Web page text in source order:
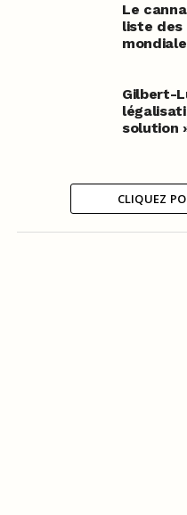
Le
liste des
Gilbert-
solution
CLIQUEZ